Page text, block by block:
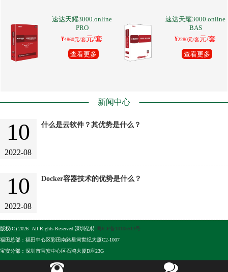
速达天耀3000.online
PRO
¥4860元/套元/套
查看更多
速达天耀3000.online
BAS
¥2280元/套元/套
查看更多
新闻中心
10
2022-08
什么是云软件？其优势是什么？
10
2022-08
Docker容器技术的优势是什么？
版权(C) 2026 All Rights Reserved 深圳亿特 粤ICP备10105513号
福田总部：福田中心区彩田南路星河世纪大厦C2-1007
宝安分部：深圳市宝安中心区石鸿大厦D座23G